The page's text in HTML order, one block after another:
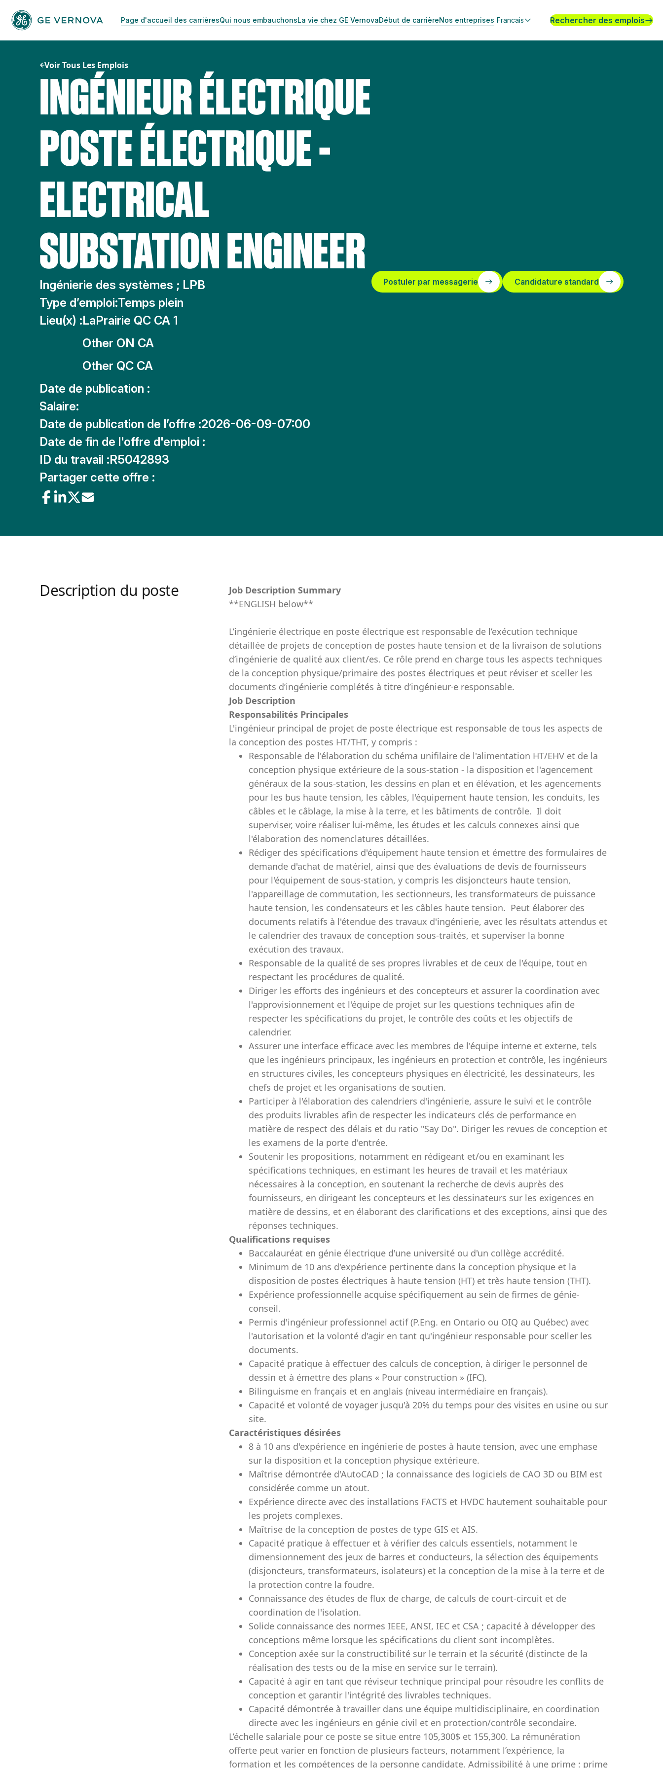
contenu
Page d'accueil des carrièresQui nous embauchonsLa vie chez GE VernovaDébut de carrièreNos entreprises Francais Rechercher des emplois
Voir Tous Les Emplois
INGÉNIEUR ÉLECTRIQUE
POSTE ÉLECTRIQUE -
ELECTRICAL
SUBSTATION ENGINEER
Ingénierie des systèmes ; LPB
Type d’emploi:Temps plein
Lieu(x) :LaPrairie QC CA 1
Other ON CA
Other QC CA
Date de publication :
Salaire:
Date de publication de l’offre :2026-06-09-07:00
Date de fin de l'offre d'emploi :
ID du travail :R5042893
Partager cette offre :
Postuler par messagerie Candidature standard
Description du poste
Job Description Summary
**ENGLISH below**
L’ingénierie électrique en poste électrique est responsable de l’exécution technique
détaillée de projets de conception de postes haute tension et de la livraison de solutions
d’ingénierie de qualité aux client/es. Ce rôle prend en charge tous les aspects techniques
de la conception physique/primaire des postes électriques et peut réviser et sceller les
documents d’ingénierie complétés à titre d’ingénieur·e responsable.
Job Description
Responsabilités Principales
L'ingénieur principal de projet de poste électrique est responsable de tous les aspects de
la conception des postes HT/THT, y compris :
Responsable de l'élaboration du schéma unifilaire de l'alimentation HT/EHV et de la
conception physique extérieure de la sous-station - la disposition et l'agencement
généraux de la sous-station, les dessins en plan et en élévation, et les agencements
pour les bus haute tension, les câbles, l'équipement haute tension, les conduits, les
câbles et le câblage, la mise à la terre, et les bâtiments de contrôle. Il doit
superviser, voire réaliser lui-même, les études et les calculs connexes ainsi que
l'élaboration des nomenclatures détaillées.
Rédiger des spécifications d'équipement haute tension et émettre des formulaires de
demande d'achat de matériel, ainsi que des évaluations de devis de fournisseurs
pour l'équipement de sous-station, y compris les disjoncteurs haute tension,
l'appareillage de commutation, les sectionneurs, les transformateurs de puissance
haute tension, les condensateurs et les câbles haute tension. Peut élaborer des
documents relatifs à l'étendue des travaux d'ingénierie, avec les résultats attendus et
le calendrier des travaux de conception sous-traités, et superviser la bonne
exécution des travaux.
Responsable de la qualité de ses propres livrables et de ceux de l'équipe, tout en
respectant les procédures de qualité.
Diriger les efforts des ingénieurs et des concepteurs et assurer la coordination avec
l'approvisionnement et l'équipe de projet sur les questions techniques afin de
respecter les spécifications du projet, le contrôle des coûts et les objectifs de
calendrier.
Assurer une interface efficace avec les membres de l'équipe interne et externe, tels
que les ingénieurs principaux, les ingénieurs en protection et contrôle, les ingénieurs
en structures civiles, les concepteurs physiques en électricité, les dessinateurs, les
chefs de projet et les organisations de soutien.
Participer à l'élaboration des calendriers d'ingénierie, assure le suivi et le contrôle
des produits livrables afin de respecter les indicateurs clés de performance en
matière de respect des délais et du ratio "Say Do". Diriger les revues de conception et
les examens de la porte d'entrée.
Soutenir les propositions, notamment en rédigeant et/ou en examinant les
spécifications techniques, en estimant les heures de travail et les matériaux
nécessaires à la conception, en soutenant la recherche de devis auprès des
fournisseurs, en dirigeant les concepteurs et les dessinateurs sur les exigences en
matière de dessins, et en élaborant des clarifications et des exceptions, ainsi que des
réponses techniques.
Qualifications requises
Baccalauréat en génie électrique d'une université ou d'un collège accrédité.
Minimum de 10 ans d'expérience pertinente dans la conception physique et la
disposition de postes électriques à haute tension (HT) et très haute tension (THT).
Expérience professionnelle acquise spécifiquement au sein de firmes de génie-
conseil.
Permis d'ingénieur professionnel actif (P.Eng. en Ontario ou OIQ au Québec) avec
l'autorisation et la volonté d'agir en tant qu'ingénieur responsable pour sceller les
documents.
Capacité pratique à effectuer des calculs de conception, à diriger le personnel de
dessin et à émettre des plans « Pour construction » (IFC).
Bilinguisme en français et en anglais (niveau intermédiaire en français).
Capacité et volonté de voyager jusqu'à 20% du temps pour des visites en usine ou sur
site.
Caractéristiques désirées
8 à 10 ans d'expérience en ingénierie de postes à haute tension, avec une emphase
sur la disposition et la conception physique extérieure.
Maîtrise démontrée d'AutoCAD ; la connaissance des logiciels de CAO 3D ou BIM est
considérée comme un atout.
Expérience directe avec des installations FACTS et HVDC hautement souhaitable pour
les projets complexes.
Maîtrise de la conception de postes de type GIS et AIS.
Capacité pratique à effectuer et à vérifier des calculs essentiels, notamment le
dimensionnement des jeux de barres et conducteurs, la sélection des équipements
(disjoncteurs, transformateurs, isolateurs) et la conception de la mise à la terre et de
la protection contre la foudre.
Connaissance des études de flux de charge, de calculs de court-circuit et de
coordination de l'isolation.
Solide connaissance des normes IEEE, ANSI, IEC et CSA ; capacité à développer des
conceptions même lorsque les spécifications du client sont incomplètes.
Conception axée sur la constructibilité sur le terrain et la sécurité (distincte de la
réalisation des tests ou de la mise en service sur le terrain).
Capacité à agir en tant que réviseur technique principal pour résoudre les conflits de
conception et garantir l'intégrité des livrables techniques.
Capacité démontrée à travailler dans une équipe multidisciplinaire, en coordination
directe avec les ingénieurs en génie civil et en protection/contrôle secondaire.
L’échelle salariale pour ce poste se situe entre 105,300$ et 155,300. La rémunération
offerte peut varier en fonction de plusieurs facteurs, notamment l’expérience, la
formation et les compétences de la personne candidate. Admissibilité à une prime : prime